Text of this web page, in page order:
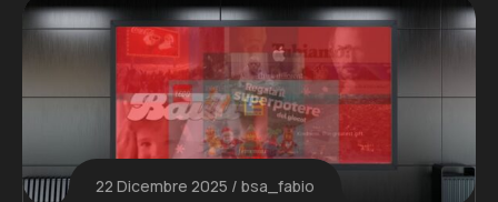
22 Dicembre 2025 bsa_fabio